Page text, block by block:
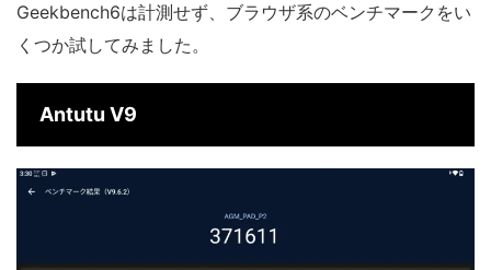
Geekbench6は計測せず、ブラウザ系のベンチマークをい
くつか試してみました。
Antutu V9